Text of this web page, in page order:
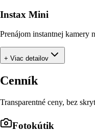
Instax Mini
Prenájom instantnej kamery
+ Viac detailov
Cenník
Transparentné ceny, bez
Fotokútik